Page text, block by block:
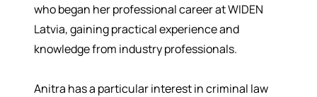
who began her professional career at WIDEN
Latvia, gaining practical experience and
knowledge from industry professionals.
Anitra has a particular interest in criminal law